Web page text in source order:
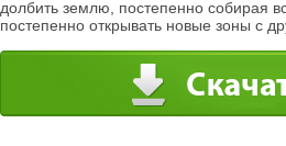
долбить землю, постепенно собирая
постепенно открывать новые зоны с